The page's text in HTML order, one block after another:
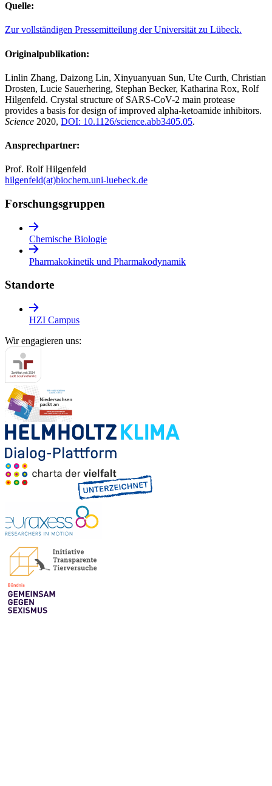
Quelle:
Zur vollständigen Pressemitteilung der Universität zu Lübeck.
Originalpublikation:
Linlin Zhang, Daizong Lin, Xinyuanyuan Sun, Ute Curth, Christian
Drosten, Lucie Sauerhering, Stephan Becker, Katharina Rox, Rolf
Hilgenfeld. Crystal structure of SARS-CoV-2 main protease
provides a basis for design of improved alpha-ketoamide inhibitors.
Science 2020, DOI: 10.1126/science.abb3405.05.
Ansprechpartner:
Prof. Rolf Hilgenfeld
hilgenfeld(at)biochem.uni-luebeck.de
Forschungs­gruppen
Chemische Biologie
Pharmakokinetik und Pharmakodynamik
Standorte
HZI Campus
Wir engagieren uns: